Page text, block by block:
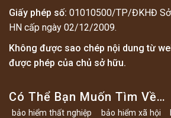
Giấy phép số: 01010500/TP/ĐKHĐ Sở
HN cấp ngày 02/12/2009.
Không được sao chép nội dung từ
được phép của chủ sở hữu.
Có Thể Bạn Muốn Tìm Về…
bảo hiểm thất nghiệp bảo hiểm xã hội